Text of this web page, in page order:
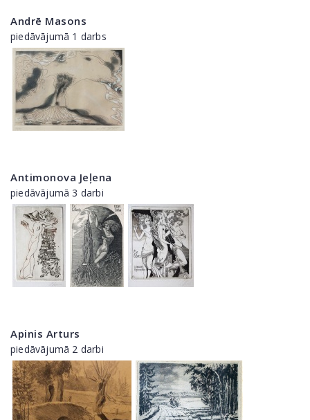
Andrē Masons
piedāvājumā 1 darbs
Antimonova Jeļena
piedāvājumā 3 darbi
Apinis Arturs
piedāvājumā 2 darbi